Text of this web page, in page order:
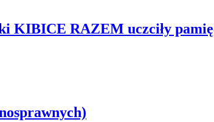
KIBICE RAZEM uczciły